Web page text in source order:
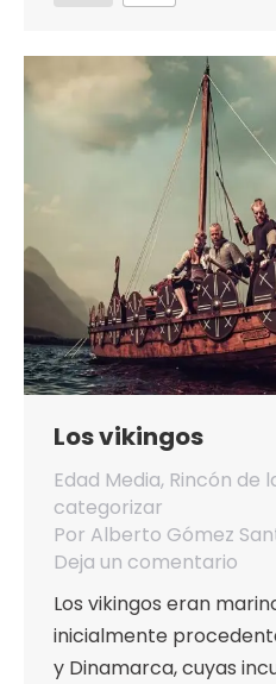
Los vikingos
Edad Media, Rincón de
categorizar
Por Alberto Gómez
Deja un comentario
Los vikingos eran
inicialmente
y Dinamarca, cuyas